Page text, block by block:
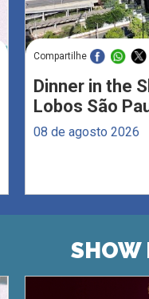
Compartilhe
Dinner in the
Lobos São
08 de agosto 2026
SHOW